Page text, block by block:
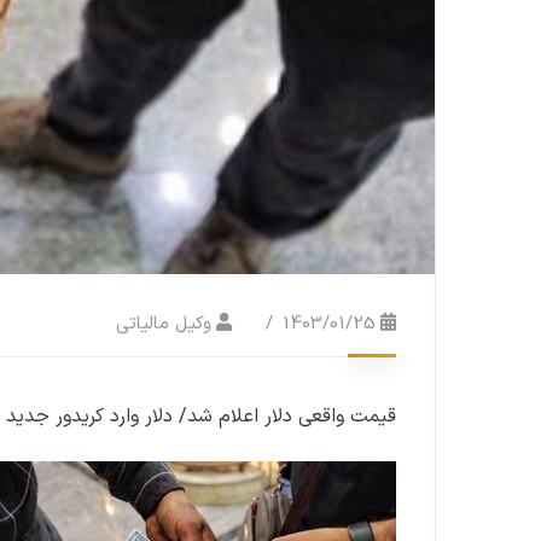
1403/01/25 وکیل مالیاتی
قیمت واقعی دلار اعلام شد/ دلار وارد کریدور